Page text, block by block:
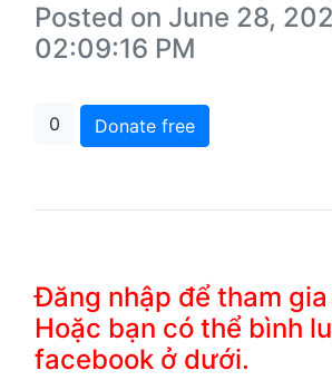
Posted on June 28,
02:09:16 PM
0 Donate free
Đăng nhập để tham
Hoặc bạn có thể bình
facebook ở dưới.